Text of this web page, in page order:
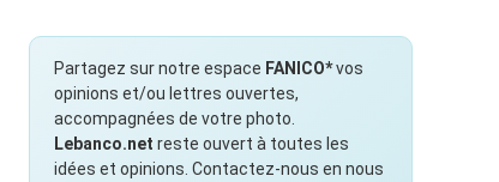
Partagez sur notre espace FANICO*vos
opinions et/ou lettres ouvertes,
accompagnées de votre photo.
Lebanco.net reste ouvert à toutes les
idées et opinions. Contactez-nous en nous